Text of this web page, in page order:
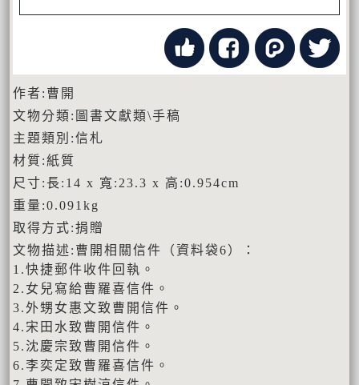
作者:曹開
文物分類:圖書文獻類\手稿
主題類別:信札
材質:紙質
尺寸:長:14 x 寬:23.3 x 高:0.954cm
重量:0.091kg
取得方式:捐贈
文物描述:曹開相關信件（資料袋6）：
1.快捷郵件收件回執。
2.女兒寫給曹羅喜信件。
3.外甥女惠文致曹開信件。
4.宋田水致曹開信件。
5.沈慶宗致曹開信件。
6.李奕定致曹羅喜信件。